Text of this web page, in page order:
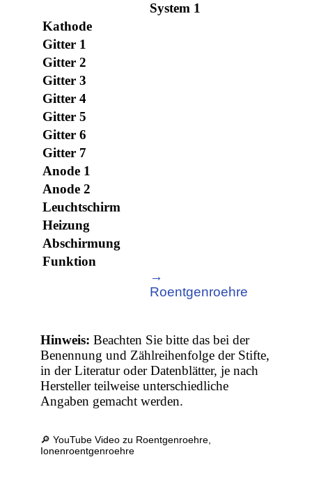
System 1
Kathode
Gitter 1
Gitter 2
Gitter 3
Gitter 4
Gitter 5
Gitter 6
Gitter 7
Anode 1
Anode 2
Leuchtschirm
Heizung
Abschirmung
Funktion
→
Roentgenroehre
Hinweis: Beachten Sie bitte das bei der
Benennung und Zählreihenfolge der Stifte,
in der Literatur oder Datenblätter, je nach
Hersteller teilweise unterschiedliche
Angaben gemacht werden.
🔎 YouTube Video zu Roentgenroehre,
Ionenroentgenroehre